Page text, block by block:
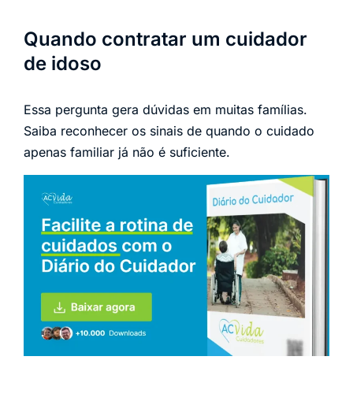
Quando contratar um cuidador
de idoso
Essa pergunta gera dúvidas em muitas famílias.
Saiba reconhecer os sinais de quando o cuidado
apenas familiar já não é suficiente.